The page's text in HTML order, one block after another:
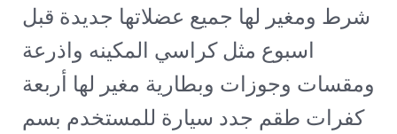
شرط ومغير لها جميع عضلاتها جديدة قبل
اسبوع مثل كراسي المكينه واذرعة
ومقسات وجوزات وبطارية مغير لها أربعة
كفرات طقم جدد سيارة للمستخدم بسم